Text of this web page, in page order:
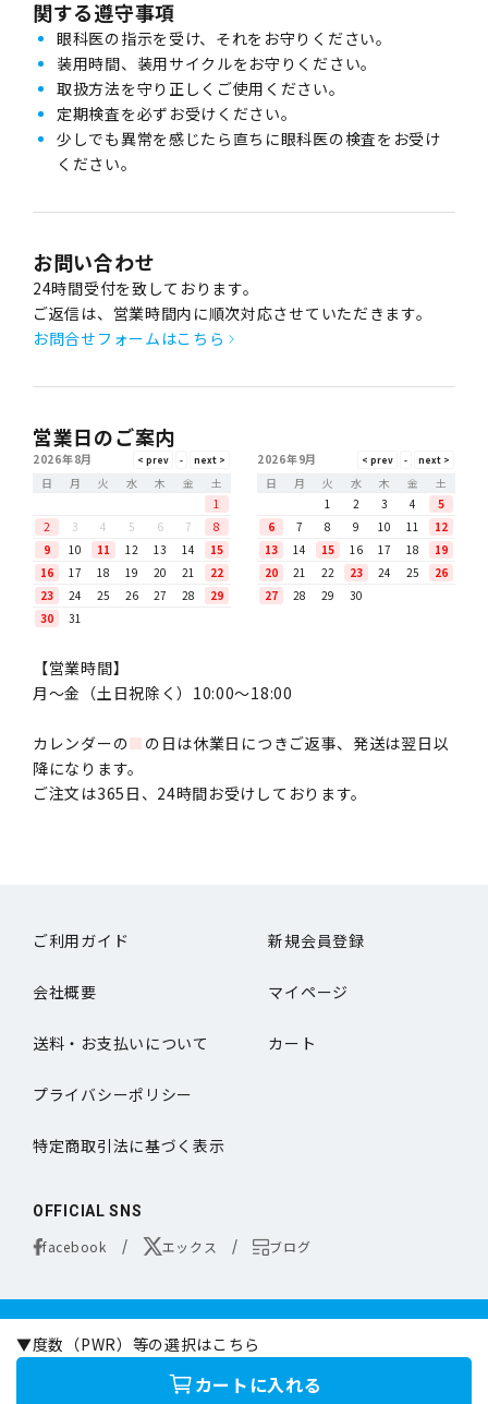
▼度数（PWR）等の選択はこちら
カートに入れる
関する遵守事項
眼科医の指示を受け、それをお守りください。
装用時間、装用サイクルをお守りください。
取扱方法を守り正しくご使用ください。
定期検査を必ずお受けください。
少しでも異常を感じたら直ちに眼科医の検査をお受け
ください。
お問い合わせ
24時間受付を致しております。
ご返信は、営業時間内に順次対応させていただきます。
お問合せフォームはこちら
営業日のご案内
2026年8月
日
月 火 水 木 金
土
1
2
3 4 5 6 7
8
9
10 11 12 13 14
15
16
17 18 19 20 21
22
23
24 25 26 27 28
29
30
31
2026年9月
日
月 火 水 木 金
土
1
2 3 4
5
6
7 8 9 10 11
12
13
14 15 16 17 18
19
20
21 22 23 24 25
26
27
28 29 30
【営業時間】
月〜金（土日祝除く）10:00～18:00
カレンダーの■ の日は休業日につきご返事、発送は翌日以
降になります。
ご注文は365日、24時間お受けしております。
ご利用ガイド 新規会員登録
会社概要 マイページ
送料・お支払いについて カート
プライバシーポリシー
特定商取引法に基づく表示
OFFICIAL SNS
facebook エックス ブログ
お買い求めの際は必ず医師の処方に基づきお選びください。
©online-contact.